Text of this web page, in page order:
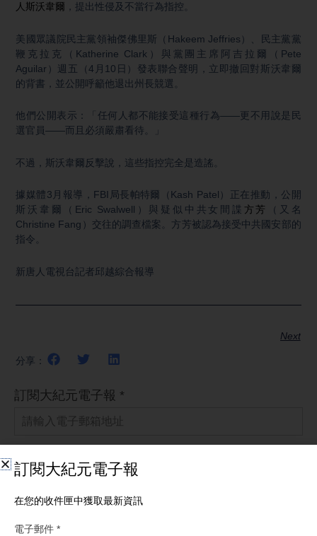
人 斯沃韋爾 ，提出性侵及不當行為指控。
美國眾議院民主黨領袖傑佛里斯（Hakeem Jeffries）、民主黨黨
鞭克拉克（Katherine Clark）與黨團主席阿吉拉爾（Pete
Aguilar）週五（4月10日）發表聯合聲明，立即撤回對斯沃韋爾
的背書，並公開呼籲他退出州長競選。
他們公開表示：「任何人都不能接受這種行為——更不用說是民
選官員——而且必須嚴肅看待。」
不過，斯沃韋爾反擊說，這些指控完全是造謠。
據媒體3月報導，FBI局長帕特爾（Kash Patel）正在推動，公開
斯沃韋爾（Eric Swalwell）與疑似中共女間諜 方芳
（又名
Christine Fang）交往的調查檔案。方芳被認為接受中共國安部的
指令。
新唐人電視台記者邱越綜合報導
Next
分享：